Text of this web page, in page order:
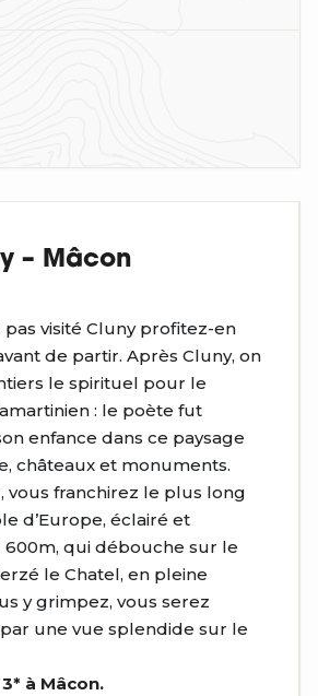
– Mâcon
pas visité Cluny profitez-en
de partir. Après Cluny, on
le spirituel pour le
: le poète fut
enfance dans ce paysage
châteaux et monuments.
vous franchirez le plus long
d’Europe, éclairé et
600m, qui débouche sur le
le Chatel, en pleine
y grimpez, vous serez
une vue splendide sur le
à Mâcon.